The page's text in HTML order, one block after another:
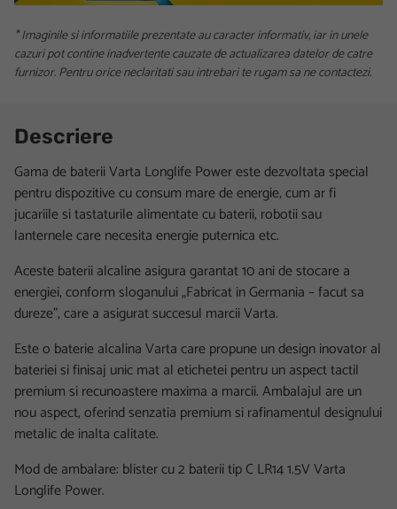
* Imaginile si informatiile prezentate au caracter informativ, iar in unele
cazuri pot contine inadvertente cauzate de actualizarea datelor de catre
furnizor. Pentru orice neclaritati sau intrebari te rugam sa ne contactezi.
Descriere
Gama de baterii Varta Longlife Power este dezvoltata special
pentru dispozitive cu consum mare de energie, cum ar fi
jucariile si tastaturile alimentate cu baterii, robotii sau
lanternele care necesita energie puternica etc.
Aceste baterii alcaline asigura garantat 10 ani de stocare a
energiei, conform sloganului „Fabricat in Germania – facut sa
dureze”, care a asigurat succesul marcii Varta.
Este o baterie alcalina Varta care propune un design inovator al
bateriei si finisaj unic mat al etichetei pentru un aspect tactil
premium si recunoastere maxima a marcii. Ambalajul are un
nou aspect, oferind senzatia premium si rafinamentul designului
metalic de inalta calitate.
Mod de ambalare: blister cu 2 baterii tip C LR14 1.5V Varta
Longlife Power.